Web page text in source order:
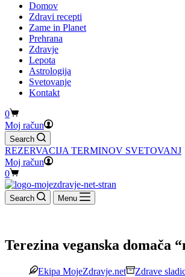
Domov
Zdravi recepti
Zame in Planet
Prehrana
Zdravje
Lepota
Astrologija
Svetovanje
Kontakt
Shopping
cart
0
Moj račun
Search
REZERVACIJA TERMINOV SVETOVANJ
Moj račun
Shopping
cart
0
Search Menu
Terezina veganska domača
Ekipa MojeZdravje.net Zdrave